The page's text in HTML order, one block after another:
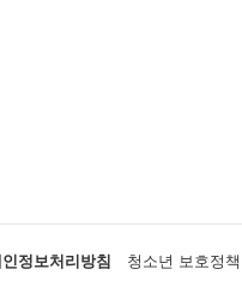
정보처리방침 청소년 보호정책